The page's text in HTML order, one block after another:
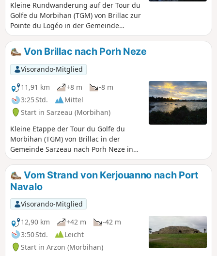
Kleine Rundwanderung auf der Tour du
Golfe du Morbihan (TGM) von Brillac zur
Pointe du Logéo in der Gemeinde
Sarzeau. Wunderschöne Ausblicke auf
den südlichen Teil des Golfs: die Inseln
Brannec, Govihan und Stibiden im
Vordergrund und die Île-aux-Moines
sowie die Île d'Arz im Hintergrund. In
der schönen Jahreszeit kann man
baden, insbesondere in der Anse du
Logéo. Die Küste ist auf der Strecke
überwiegend schlammig, bietet aber
einige Strände. Im Winter lassen sich
zahlreiche Vögel beobachten.
Von Brillac nach Porh Neze
Visorando-Mitglied
11,91 km
+8 m
-8 m
3:25 Std.
Mittel
Start in Sarzeau (Morbihan)
Kleine Etappe der Tour du Golfe du
Morbihan (TGM) von Brillac in der
Gemeinde Sarzeau nach Porh Neze in
der Gemeinde Arzon. Herrliche
Ausblicke auf den südlichen Teil des
Golfs: Île-aux-Moines, die Inseln
Brannec, Govihan und Stibiden. In der
schönen Jahreszeit kann man baden,
insbesondere in der Anse du Logéo und
in Porh Neze. Die Küste ist auf der
Strecke überwiegend schlammig, bietet
aber auch einige Strände. Im Winter
gibt es zahlreiche Vögel zu beobachten.
Vom Strand von Kerjouanno nach Port
Navalo
Visorando-Mitglied
12,90 km
+42 m
-42 m
3:50 Std.
Leicht
Start in Arzon (Morbihan)